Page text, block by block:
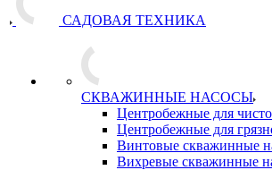
САДОВАЯ ТЕХНИКА
СКВАЖИННЫЕ НАСОСЫ
Центробежные для
Центробежные для
Винтовые скважинные
Вихревые скважинные